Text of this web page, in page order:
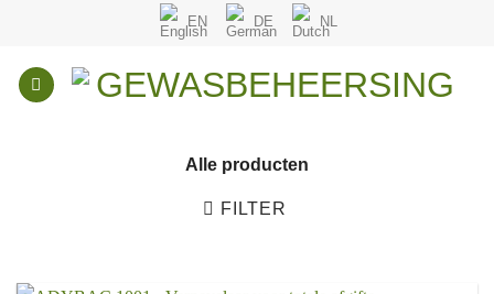
inhoud
EN DE NL
Alle producten
FILTER